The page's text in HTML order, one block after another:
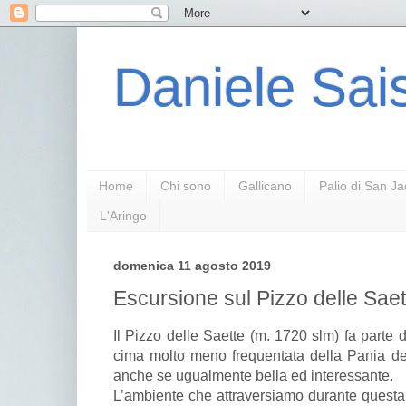
Daniele
Home Chi sono Gallicano Palio di San
L'Aringo
domenica 11 agosto 2019
Escursione sul Pizzo delle
Il Pizzo delle Saette (m. 1720 slm) fa parte
cima molto meno frequentata della Pania
anche se ugualmente bella ed interessante.
L’ambiente che attraversiamo durante